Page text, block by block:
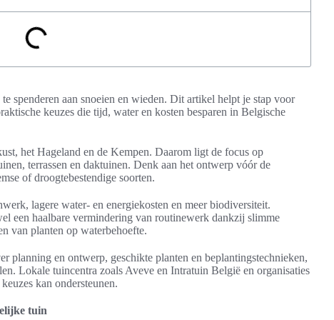
spenderen aan snoeien en wieden. Dit artikel helpt je stap voor
keuzes die tijd, water en kosten besparen in Belgische
het Hageland en de Kempen. Daarom ligt de focus op
terrassen en daktuinen. Denk aan het ontwerp vóór de
of droogtebestendige soorten.
lagere water- en energiekosten en meer biodiversiteit.
een haalbare vermindering van routinewerk dankzij slimme
van planten op waterbehoefte.
planning en ontwerp, geschikte planten en beplantingstechnieken,
Lokale tuincentra zoals Aveve en Intratuin België en organisaties
kan ondersteunen.
tuin